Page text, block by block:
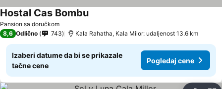
Pansion sa doručkom
Hostal Cas Bombu
8,6 Odlično 743 Kala Rahatha, Kala Milor: udaljenost 13.6 km
Izaberi datume da bi se prikazale
tačne cene
Pogledaj cene